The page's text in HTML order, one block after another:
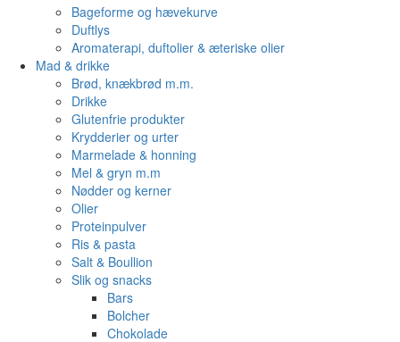
Bageforme og hævekurve
Duftlys
Aromaterapi, duftolier & æteriske olier
Mad & drikke
Brød, knækbrød m.m.
Drikke
Glutenfrie produkter
Krydderier og urter
Marmelade & honning
Mel & gryn m.m
Nødder og kerner
Olier
Proteinpulver
Ris & pasta
Salt & Boullion
Slik og snacks
Bars
Bolcher
Chokolade